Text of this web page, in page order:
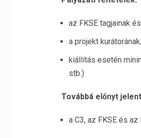
az FKSE tagjainak
a projekt
kiállítás esetén
stb.)
Továbbá előnyt
a C3, az FKSE és